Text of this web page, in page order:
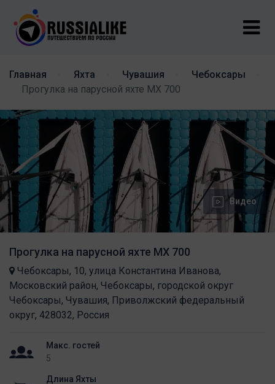
Главная Яхта Чувашия
Чебоксары
Прогулка на парусной яхте МХ 700
Видео
Прогулка на парусной яхте МХ 700
Чебоксары, 10, улица Константина Иванова,
Московский район, Чебоксары, городской округ
Чебоксары, Чувашия, Приволжский федеральный
округ, 428032, Россия
Макс. гостей
5
Длина Яхты